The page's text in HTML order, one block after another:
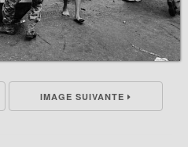
IMAGE SUIVANTE